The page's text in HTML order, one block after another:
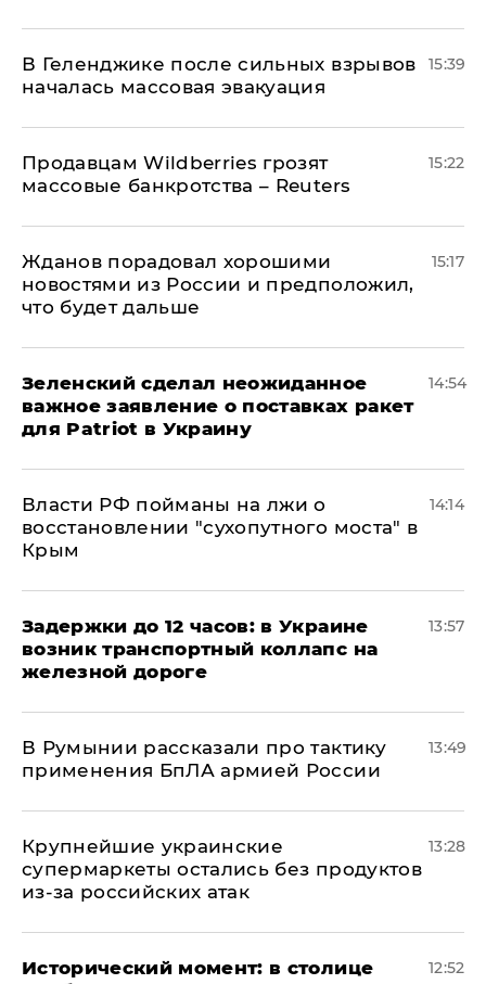
В Геленджике после сильных взрывов
началась массовая эвакуация
15:39
Продавцам Wildberries грозят
массовые банкротства – Reuters
15:22
Жданов порадовал хорошими
новостями из России и предположил,
что будет дальше
15:17
Зеленский сделал неожиданное
важное заявление о поставках ракет
для Patriot в Украину
14:54
Власти РФ пойманы на лжи о
восстановлении "сухопутного моста" в
Крым
14:14
Задержки до 12 часов: в Украине
возник транспортный коллапс на
железной дороге
13:57
В Румынии рассказали про тактику
применения БпЛА армией России
13:49
Крупнейшие украинские
супермаркеты остались без продуктов
из-за российских атак
13:28
Исторический момент: в столице
12:52